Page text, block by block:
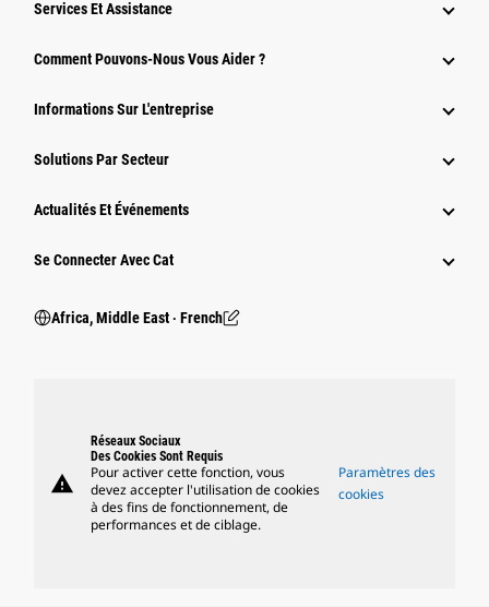
Services Et Assistance
Comment Pouvons-Nous Vous Aider ?
Informations Sur L'entreprise
Solutions Par Secteur
Actualités Et Événements
Se Connecter Avec Cat
Africa, Middle East ‧ French
warning
Réseaux Sociaux
Des Cookies Sont Requis
Pour activer cette fonction, vous
devez accepter l'utilisation de cookies
à des fins de fonctionnement, de
performances et de ciblage.
Paramètres des
cookies